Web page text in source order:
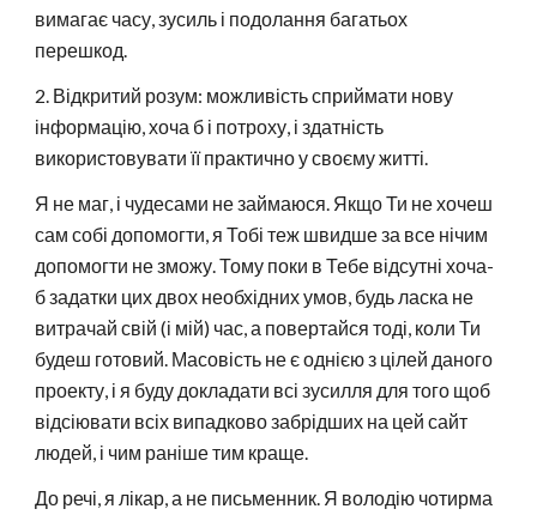
вимагає часу, зусиль і подолання багатьох
перешкод.
2. Відкритий розум: можливість сприймати нову
інформацію, хоча б і потроху, і здатність
використовувати її практично у своєму житті.
Я не маг, і чудесами не займаюся. Якщо Ти не хочеш
сам собі допомогти, я Тобі теж швидше за все нічим
допомогти не зможу. Тому поки в Тебе відсутні хоча-
б задатки цих двох необхідних умов, будь ласка не
витрачай свій (і мій) час, а повертайся тоді, коли Ти
будеш готовий. Масовість не є однією з цілей даного
проекту, і я буду докладати всі зусилля для того щоб
відсіювати всіх випадково забрідших на цей сайт
людей, і чим раніше тим краще.
До речі, я лікар, а не письменник. Я володію чотирма